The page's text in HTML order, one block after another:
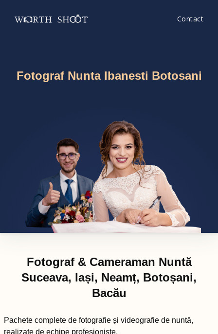
Contact
Fotograf Nunta Ibanesti Botosani
Fotograf & Cameraman Nuntă
Suceava, Iași, Neamț, Botoșani,
Bacău
Pachete complete de fotografie și videografie de nuntă,
realizate de echipe profesioniste.